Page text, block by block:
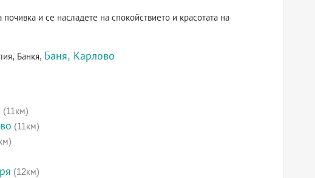
и се насладете на спокойствието и красотата на
Банкя, Баня, Карлово
(11км)
(11км)
(12км)